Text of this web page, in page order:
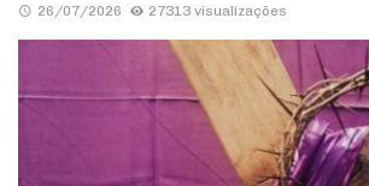
26/07/2026 27313 visualizações